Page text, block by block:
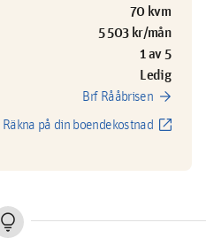
70 kvm
5 503 kr/mån
1 av 5
Ledig
Brf Rååbrisen arrow_forward
Räkna på din boendekostnad open_in_new
lightbulb